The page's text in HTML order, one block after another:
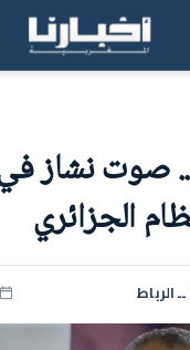
صوت نشاز
الجزائري
الرباط